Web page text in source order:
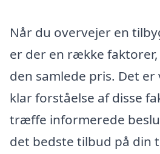
Når du overvejer en
er der en række
den samlede pris. Det
klar forståelse af disse
træffe informerede
det bedste tilbud på din